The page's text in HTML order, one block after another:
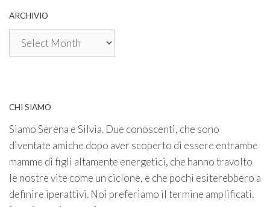
ARCHIVIO
Archivio
CHI SIAMO
Siamo Serena e Silvia. Due conoscenti, che sono
diventate amiche dopo aver scoperto di essere entrambe
mamme di figli altamente energetici, che hanno travolto
le nostre vite come un ciclone, e che pochi esiterebbero a
definire iperattivi. Noi preferiamo il termine amplificati.